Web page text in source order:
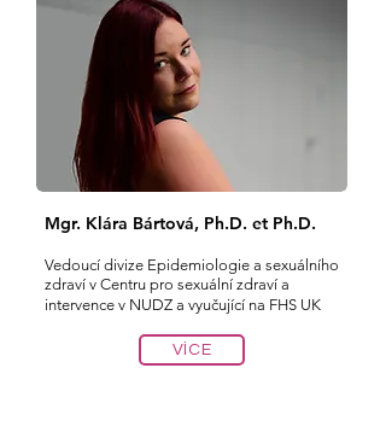
Mgr. Klára Bártová, Ph.D. et Ph.D.
Vedoucí divize Epidemiologie a sexuálního
zdraví v Centru pro sexuální zdraví a
intervence v NUDZ a vyučující na FHS UK
VÍCE